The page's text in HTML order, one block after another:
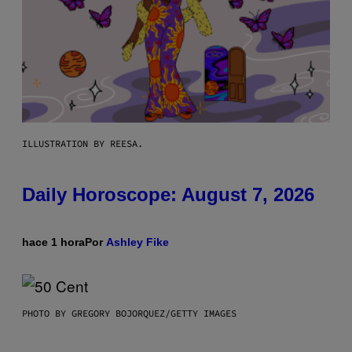
ILLUSTRATION BY REESA.
Daily Horoscope: August 7, 2026
hace 1 horaPor Ashley Fike
PHOTO BY GREGORY BOJORQUEZ/GETTY IMAGES